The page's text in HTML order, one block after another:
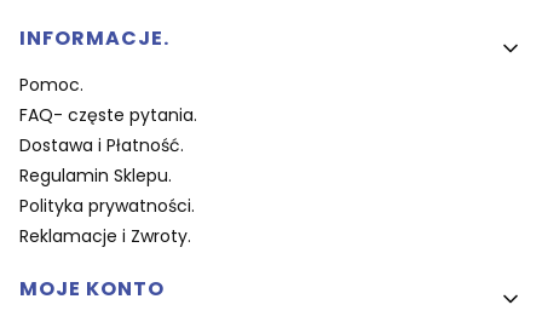
Linki w stopce
INFORMACJE.
Pomoc.
FAQ- częste pytania.
Dostawa i Płatność.
Regulamin Sklepu.
Polityka prywatności.
Reklamacje i Zwroty.
MOJE KONTO